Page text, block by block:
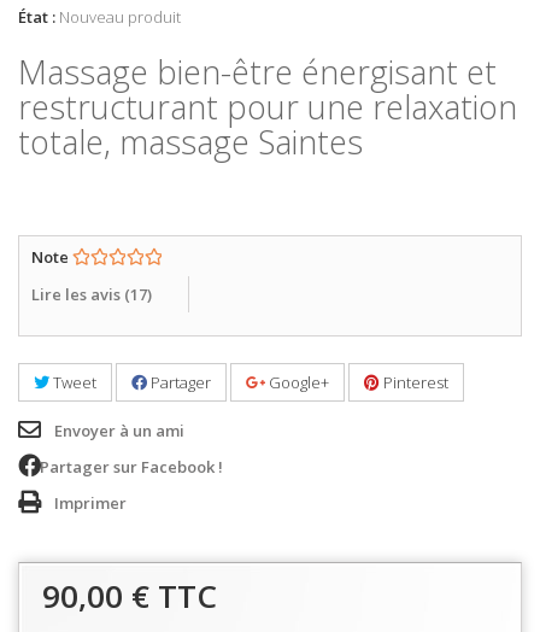
État : Nouveau produit
Massage bien-être énergisant et
restructurant pour une relaxation
totale, massage Saintes
Note
Lire les avis (17)
Tweet Partager Google+ Pinterest
Envoyer à un ami
Partager sur Facebook !
Imprimer
90,00 € TTC